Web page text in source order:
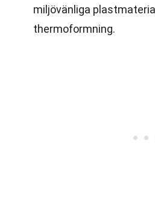
miljövänliga
thermoformning.